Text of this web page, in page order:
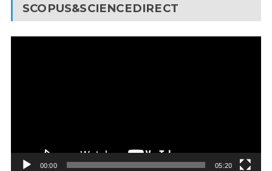
SCOPUS&SCIENCEDIRECT
00:00 05:20